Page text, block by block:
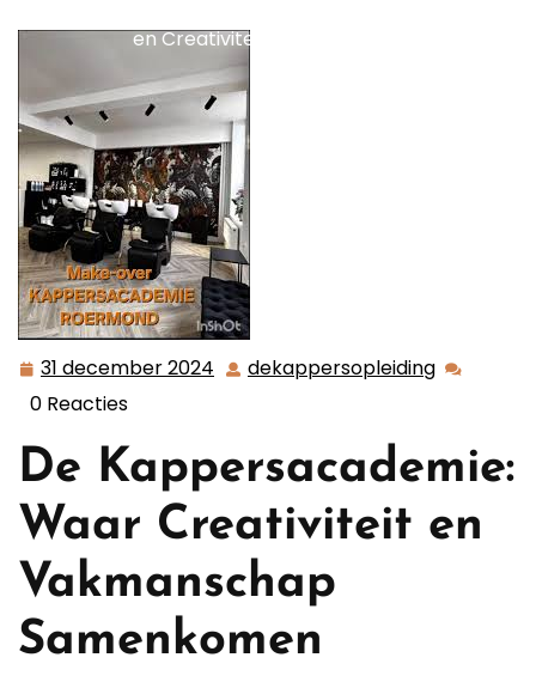
en Creativiteit Samenkomen
31 december 2024 31 dekappersopleiding
0 Reacties
De Kappersacademie:
Waar Creativiteit en
Vakmanschap
Samenkomen